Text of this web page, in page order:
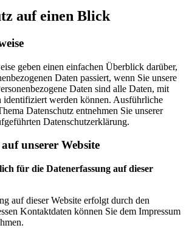
auf einen Blick
geben einen einfachen Überblick darüber,
Daten passiert, wenn Sie unsere
Daten sind alle Daten, mit
identifiziert werden können. Ausführliche
Datenschutz entnehmen Sie unserer
Datenschutzerklärung.
unserer Website
für die Datenerfassung auf dieser
auf dieser Website erfolgt durch den
Kontaktdaten können Sie dem Impressum